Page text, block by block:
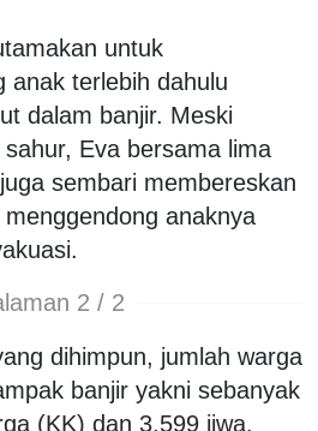
untuk
anak terlebih dahulu
dalam banjir. Meski
Eva bersama lima
sembari membereskan
anaknya
2 / 2
dihimpun, jumlah warga
banjir yakni sebanyak
(KK) dan 3.599 jiwa.